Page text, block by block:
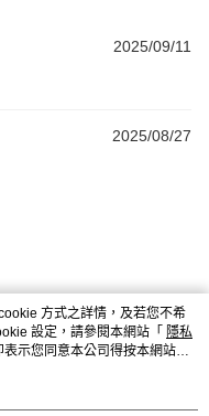
2025/09/11
2025/08/27
方式之詳情，及若您不希
設定，請參閱本網站「 隱私
示您同意本公司得按本網站使